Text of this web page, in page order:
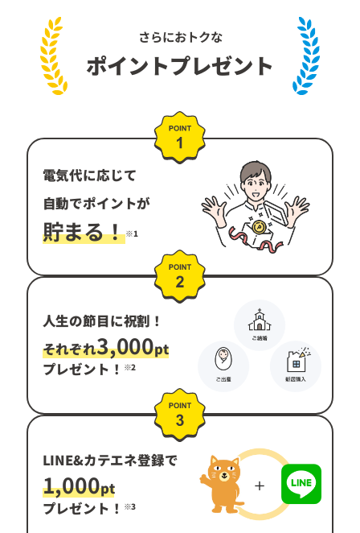
さらにおトクな
ポイントプレゼント
電気代に応じて
自動でポイントが
貯まる！※1
人生の節目に祝割！
それぞれ3,000pt
プレゼント！ ※2
LINE&カテエネ登録で
1,000pt
プレゼント！ ※3